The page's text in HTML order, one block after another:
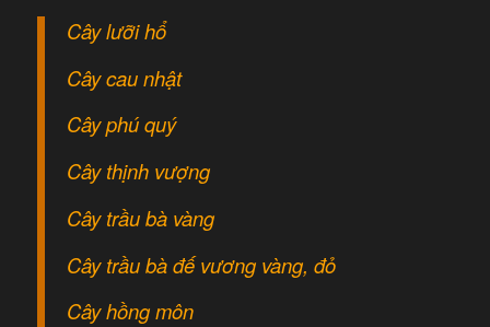
Cây lưỡi hổ
Cây cau nhật
Cây phú quý
Cây thịnh vượng
Cây trầu bà vàng
Cây trầu bà đế vương vàng, đỏ
Cây hồng môn